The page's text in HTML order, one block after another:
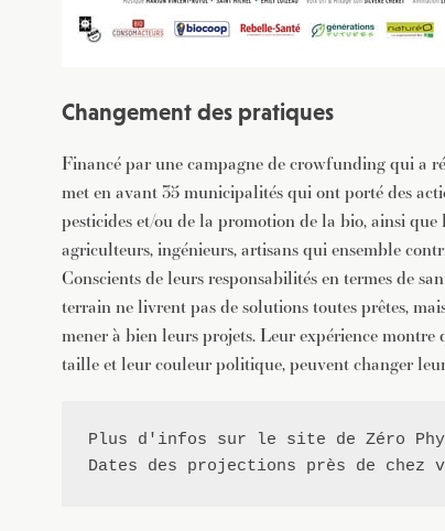
Changement des pratiques
Financé par une campagne de crowfunding qui a
met en avant 35 municipalités qui ont porté des
pesticides et/ou de la promotion de la bio, ainsi que
agriculteurs, ingénieurs, artisans qui ensemble
Conscients de leurs responsabilités en termes de
terrain ne livrent pas de solutions toutes prêtes,
mener à bien leurs projets. Leur expérience
taille et leur couleur politique, peuvent changer
Plus d'infos sur le site de Zéro
Dates des projections près de chez